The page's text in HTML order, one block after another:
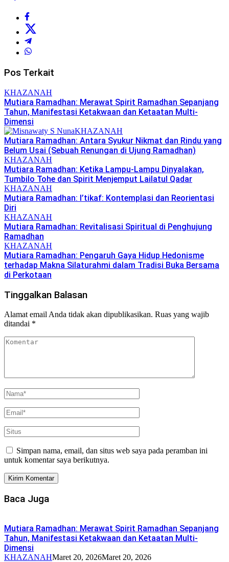
Pos Terkait
KHAZANAH
Mutiara Ramadhan: Merawat Spirit Ramadhan Sepanjang
Tahun, Manifestasi Ketakwaan dan Ketaatan Multi-
Dimensi
KHAZANAH
Mutiara Ramadhan: Antara Syukur Nikmat dan Rindu yang
Belum Usai (Sebuah Renungan di Ujung Ramadhan)
KHAZANAH
Mutiara Ramadhan: Ketika Lampu-Lampu Dinyalakan,
Tumbilo Tohe dan Spirit Menjemput Lailatul Qadar
KHAZANAH
Mutiara Ramadhan: I’tikaf: Kontemplasi dan Reorientasi
Diri
KHAZANAH
Mutiara Ramadhan: Revitalisasi Spiritual di Penghujung
Ramadhan
KHAZANAH
Mutiara Ramadhan: Pengaruh Gaya Hidup Hedonisme
terhadap Makna Silaturahmi dalam Tradisi Buka Bersama
di Perkotaan
Tinggalkan Balasan
Alamat email Anda tidak akan dipublikasikan. Ruas yang wajib
ditandai *
Simpan nama, email, dan situs web saya pada peramban ini
untuk komentar saya berikutnya.
Baca Juga
Mutiara Ramadhan: Merawat Spirit Ramadhan Sepanjang
Tahun, Manifestasi Ketakwaan dan Ketaatan Multi-
Dimensi
KHAZANAHMaret 20, 2026Maret 20, 2026